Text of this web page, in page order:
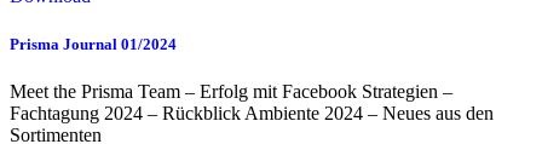
Prisma Journal 01/2024
Meet the Prisma Team – Erfolg mit Facebook Strategien –
Fachtagung 2024 – Rückblick Ambiente 2024 – Neues aus den
Sortimenten